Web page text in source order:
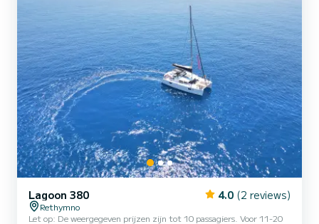
Lagoon 380 4.0 (2 reviews)
Rethymno
Let op: De weergegeven prijzen zijn tot 10 passagiers. Voor 11-20